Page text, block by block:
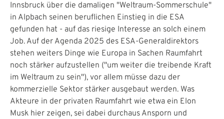
Innsbruck über die damaligen "Weltraum-Sommerschule"
in Alpbach seinen beruflichen Einstieg in die ESA
gefunden hat - auf das riesige Interesse an solch einem
Job. Auf der Agenda 2025 des ESA-Generaldirektors
stehen weiters Dinge wie Europa in Sachen Raumfahrt
noch stärker aufzustellen ("um weiter die treibende Kraft
im Weltraum zu sein"), vor allem müsse dazu der
kommerzielle Sektor stärker ausgebaut werden. Was
Akteure in der privaten Raumfahrt wie etwa ein Elon
Musk hier zeigen, sei dabei durchaus Ansporn und